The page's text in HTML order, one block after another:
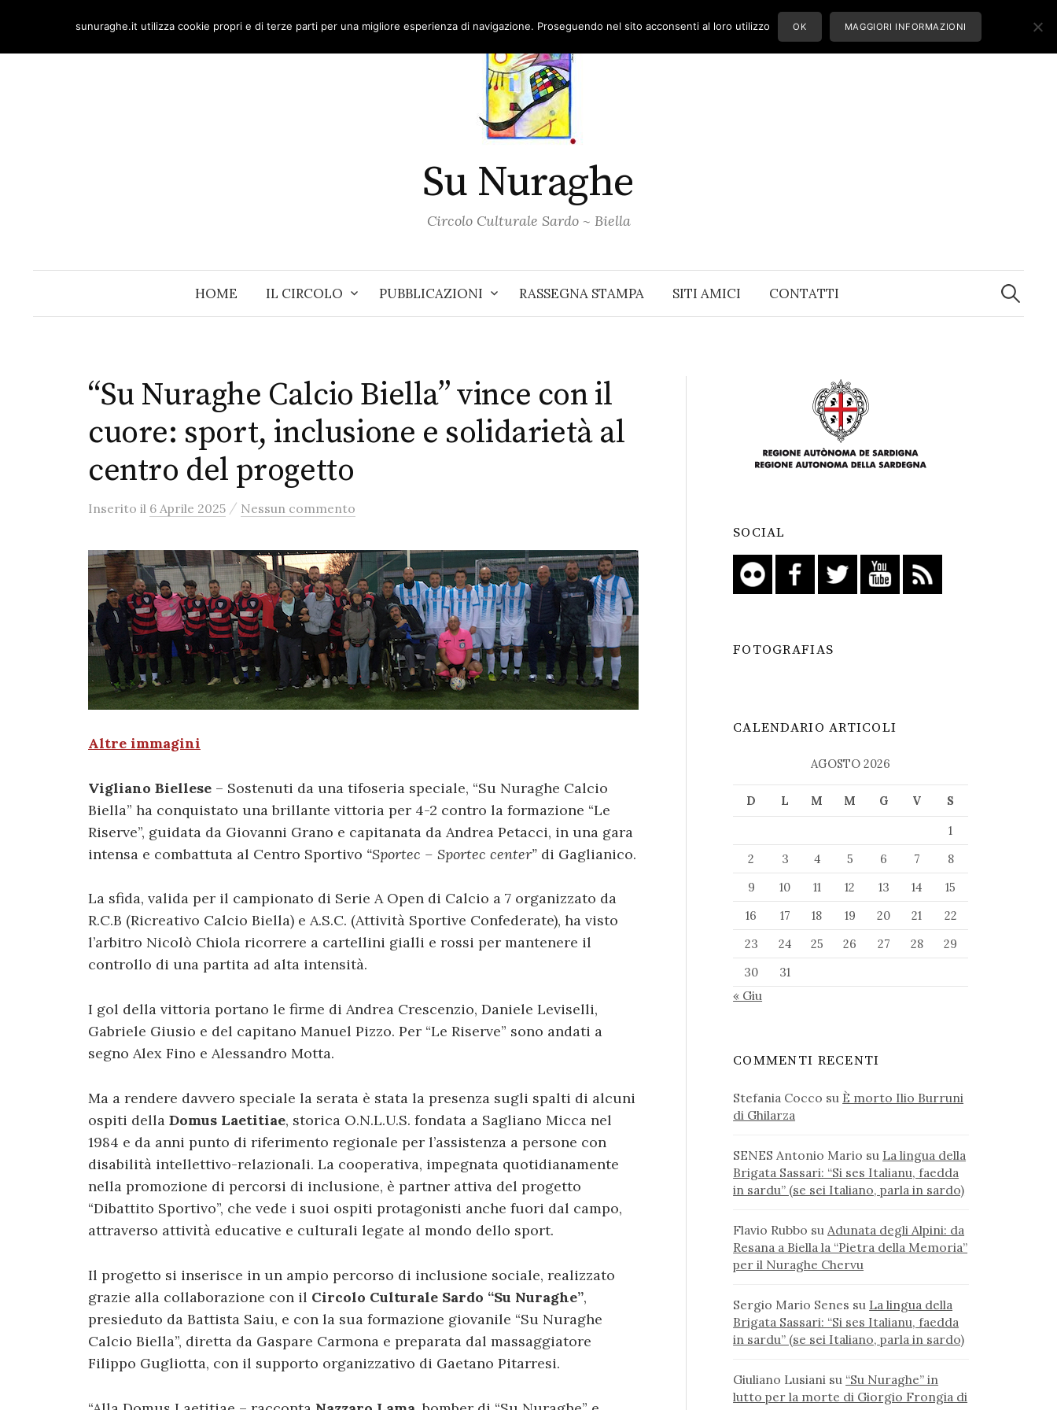
content
Su Nuraghe
Circolo Culturale Sardo ~ Biella
HOME IL CIRCOLO PUBBLICAZIONI RASSEGNA STAMPA SITI AMICI CONTATTI
Ricerca
per:
“Su Nuraghe Calcio Biella” vince con il
cuore: sport, inclusione e solidarietà al
centro del progetto
Inserito il 6 Aprile 2025 / Nessun commento
Altre immagini
Vigliano Biellese – Sostenuti da una tifoseria speciale, “Su Nuraghe Calcio
Biella” ha conquistato una brillante vittoria per 4-2 contro la formazione “Le
Riserve”, guidata da Giovanni Grano e capitanata da Andrea Petacci, in una gara
intensa e combattuta al Centro Sportivo “Sportec – Sportec center” di Gaglianico.
La sfida, valida per il campionato di Serie A Open di Calcio a 7 organizzato da
R.C.B (Ricreativo Calcio Biella) e A.S.C. (Attività Sportive Confederate), ha visto
l’arbitro Nicolò Chiola ricorrere a cartellini gialli e rossi per mantenere il
controllo di una partita ad alta intensità.
I gol della vittoria portano le firme di Andrea Crescenzio, Daniele Leviselli,
Gabriele Giusio e del capitano Manuel Pizzo. Per “Le Riserve” sono andati a
segno Alex Fino e Alessandro Motta.
Ma a rendere davvero speciale la serata è stata la presenza sugli spalti di alcuni
ospiti della Domus Laetitiae, storica O.N.L.U.S. fondata a Sagliano Micca nel
1984 e da anni punto di riferimento regionale per l’assistenza a persone con
disabilità intellettivo-relazionali. La cooperativa, impegnata quotidianamente
nella promozione di percorsi di inclusione, è partner attiva del progetto
“Dibattito Sportivo”, che vede i suoi ospiti protagonisti anche fuori dal campo,
attraverso attività educative e culturali legate al mondo dello sport.
Il progetto si inserisce in un ampio percorso di inclusione sociale, realizzato
grazie alla collaborazione con il Circolo Culturale Sardo “Su Nuraghe”,
presieduto da Battista Saiu, e con la sua formazione giovanile “Su Nuraghe
Calcio Biella”, diretta da Gaspare Carmona e preparata dal massaggiatore
Filippo Gugliotta, con il supporto organizzativo di Gaetano Pitarresi.
SOCIAL
FOTOGRAFIAS
CALENDARIO ARTICOLI
AGOSTO 2026
D L M M G V
S
1
2
3 4 5 6 7
8
9
10 11 12 13 14
15
16
17 18 19 20 21
22
23
24 25 26 27 28
29
30
31
« Giu
COMMENTI RECENTI
Stefania Cocco su È morto Ilio Burruni
di Ghilarza
SENES Antonio Mario su La lingua della
Brigata Sassari: “Si ses Italianu, faedda
in sardu” (se sei Italiano, parla in sardo)
Flavio Rubbo su Adunata degli Alpini: da
Resana a Biella la “Pietra della Memoria”
per il Nuraghe Chervu
Sergio Mario Senes su La lingua della
Brigata Sassari: “Si ses Italianu, faedda
in sardu” (se sei Italiano, parla in sardo)
Giuliano Lusiani su “Su Nuraghe” in
lutto per la morte di Giorgio Frongia di
sunuraghe.it utilizza cookie propri e di terze parti per una migliore esperienza di navigazione. Proseguendo nel sito acconsenti al loro utilizzo OK MAGGIORI INFORMAZIONI